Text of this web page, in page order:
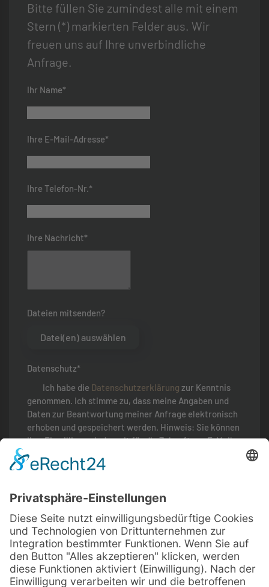
Bitte füllen Sie zumindest alle mit einem
Stern (*) markierten Felder aus. Wir
freuen uns auf Ihre unverbindliche
Anfrage.
Ihr Name*
Ihre E-Mail-Adresse*
Ihre Telefon-Nr.*
Ihre Nachricht*
Dateien mitsenden?
Datei(en) auswählen
Datenschutz*
Ich habe die Datenschutzerklärung zur Kenntnis
genommen. Ich stimme zu, dass meine Angaben und
Daten zur Beantwortung meiner Anfrage elektronisch
erhoben und gespeichert werden. Hinweis: Sie können
Ihre Einwilligung jederzeit für die Zukunft per E-Mail
an
Privat
Gewerblich
Kopie
Ich möchte eine Kopie meiner Anfrage erhalten